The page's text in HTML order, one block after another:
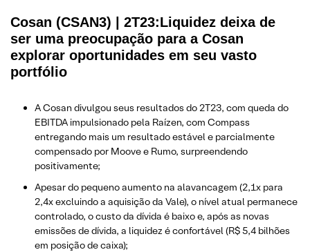
Cosan (CSAN3) | 2T23:Liquidez deixa de
ser uma preocupação para a Cosan
explorar oportunidades em seu vasto
portfólio
A Cosan divulgou seus resultados do 2T23, com queda do
EBITDA impulsionado pela Raízen, com Compass
entregando mais um resultado estável e parcialmente
compensado por Moove e Rumo, surpreendendo
positivamente;
Apesar do pequeno aumento na alavancagem (2,1x para
2,4x excluindo a aquisição da Vale), o nível atual permanece
controlado, o custo da dívida é baixo e, após as novas
emissões de dívida, a liquidez é confortável (R$ 5,4 bilhões
em posição de caixa);